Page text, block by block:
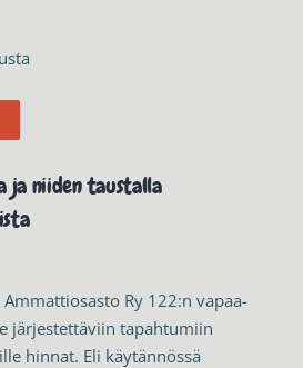
ja niiden taustalla
Ry 122:n vapaa-
järjestettäviin tapahtumiin
hinnat. Eli käytännössä